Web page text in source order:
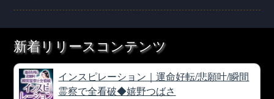
新着リリースコンテンツ
インスピレーション｜運命好転/悲願叶/瞬間
霊察で全看破◆嬉野つばさ